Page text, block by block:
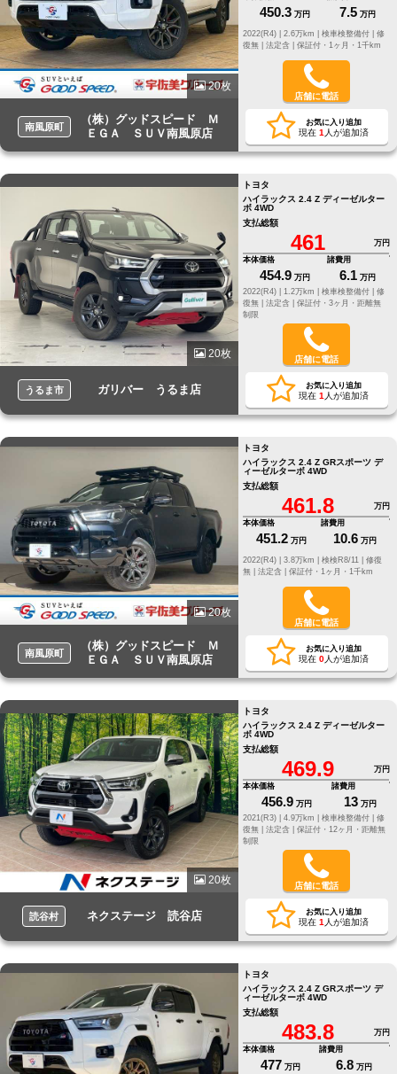
20枚
南風原町
（株）グッドスピード Ｍ
ＥＧＡ ＳＵＶ南風原店
450.3 万円 7.5 万円
修
復無 | 法定含 | 保証付・1ヶ月・1千km
店舗に電話
お気に入り追加
現在 1 人が追加済
20枚
うるま市 ガリバー うるま店
トヨタ
ハイラックス 2.4 Z ディーゼルター
ボ 4WD
支払総額
461
万円
本体価格
454.9 万円
諸費用
6.1 万円
2022(R4) |
1.2万km | 検車検整備付 | 修
復無 | 法定含 | 保証付・3ヶ月・距離無
制限
店舗に電話
お気に入り追加
現在 1 人が追加済
20枚
南風原町
（株）グッドスピード Ｍ
ＥＧＡ ＳＵＶ南風原店
トヨタ
ハイラックス 2.4 Z GRスポーツ デ
ィーゼルターボ 4WD
支払総額
461.8
万円
本体価格
451.2 万円
諸費用
10.6 万円
修復
無 | 法定含 | 保証付・1ヶ月・1千km
店舗に電話
お気に入り追加
現在 0人が追加済
20枚
読谷村 ネクステージ 読谷店
トヨタ
ハイラックス 2.4 Z ディーゼルター
ボ 4WD
支払総額
469.9
万円
本体価格
456.9 万円
諸費用
13 万円
2021(R3) |
4.9万km | 検車検整備付 | 修
復無 | 法定含 | 保証付・12ヶ月・距離無
制限
店舗に電話
お気に入り追加
現在 1 人が追加済
トヨタ
ハイラックス 2.4 Z GRスポーツ デ
ィーゼルターボ 4WD
支払総額
483.8
万円
本体価格
477 万円
諸費用
6.8 万円